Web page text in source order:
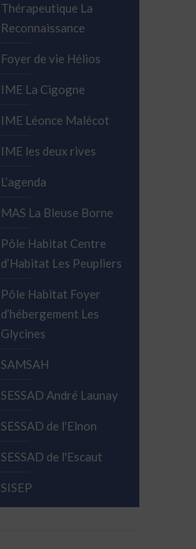
Thérapeutique La
Reconnaissance
Foyer de vie Hélios
IME La Cigogne
IME Léonce Malécot
IME les deux rives
L’agenda
MAS La Bleuse Borne
Pôle Habitat Centre
d’Habitat Les Peupliers
Pôle Habitat Foyer
d’hébergement Les
Glycines
SAMSAH
SESSAD André Launay
SESSAD de l'Elnon
SESSAD de l'Escaut
SISEP